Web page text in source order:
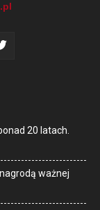
20 latach.
ważnej